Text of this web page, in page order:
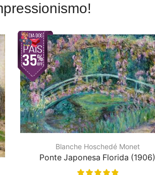
Blanche Hoschedé Monet
Ponte Japonesa Florida (1906)